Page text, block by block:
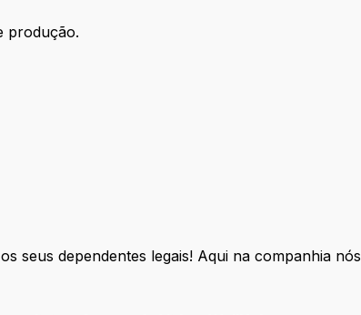
produção.
seus dependentes legais! Aqui na companhia nós